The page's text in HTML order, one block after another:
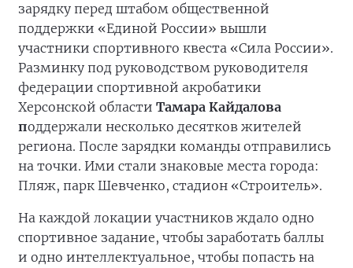
зарядку перед штабом общественной
поддержки «Единой России» вышли
участники спортивного квеста «Сила России».
Разминку под руководством руководителя
федерации спортивной акробатики
Херсонской области Тамара Кайдалова
поддержали несколько десятков жителей
региона. После зарядки команды отправились
на точки. Ими стали знаковые места города:
Пляж, парк Шевченко, стадион «Строитель».
На каждой локации участников ждало одно
спортивное задание, чтобы заработать баллы
и одно интеллектуальное, чтобы попасть на